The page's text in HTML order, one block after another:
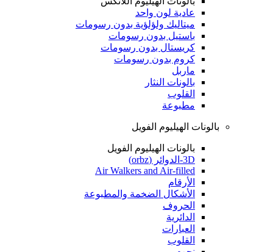
عادية لون واحد
ميتاليك ولؤلؤية بدون رسومات
باستيل بدون رسومات
كريستال بدون رسومات
كروم بدون رسومات
ماربل
بالونات النثار
القلوب
مطبوعة
بالونات الهيليوم الفويل
بالونات الهيليوم الفويل
3D-الدوائر (orbz)
Air Walkers and Air-filled
الأرقام
الأشكال الضخمة والمطبوعة
الحروف
الدائرية
العبارات
القلوب